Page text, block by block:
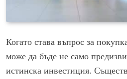
Когато става въпрос за
може да бъде не само
истинска инвестиция.